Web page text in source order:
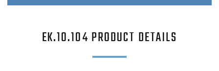
EK.10.104 PRODUCT DETAILS